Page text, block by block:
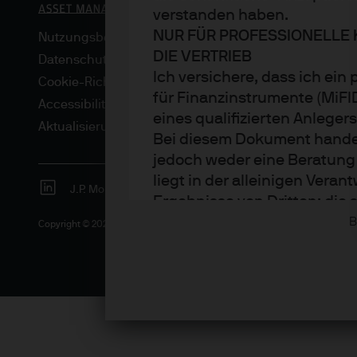
verstanden haben.
NUR FÜR
DIE VERTRIEB
Ich versichere, dass ich
für Finanzinstrumente
eines qualifizierten
Bei diesem Dokument
jedoch weder eine
liegt in der alleinigen
Ergebnisse von Dritten; die
bereitgestellt, spiegeln
und -strategien sind,
zum Erstellungsdatum des
Nutzungsbedingungen
Datenschutzrichtlinie
Cookie-Richtlinien
Accessibility
Aktualisierungen von regulativen Vorschriften
J.P. Morgan JPMorgan Chase Chase
Copyright © 2026 JPMorgan Chase & Co., alle Rechte vorbehalten.